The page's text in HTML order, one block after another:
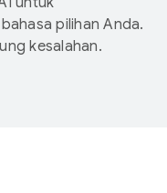
pilihan Anda.
kesalahan.